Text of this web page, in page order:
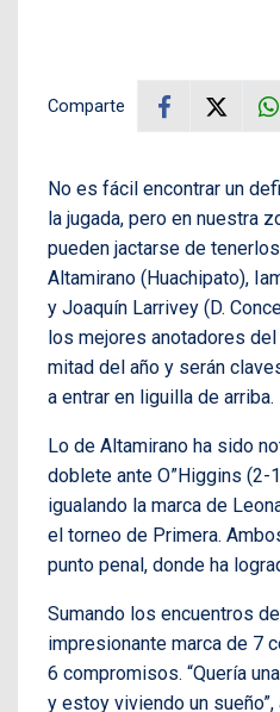
Comparte
No es fácil encontrar un
la jugada, pero en nuestra
pueden jactarse de
Altamirano (Huachipato),
y Joaquín Larrivey (D.
los mejores anotadores
mitad del año y serán
a entrar en liguilla de arriba.
Lo de Altamirano ha sido
doblete ante O”Higgins (2-
igualando la marca de
el torneo de Primera.
punto penal, donde ha
Sumando los encuentros
impresionante marca de 7
6 compromisos. “Quería
y estoy viviendo un